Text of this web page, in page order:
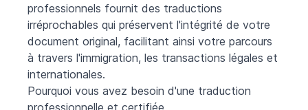
professionnels fournit des traductions
irréprochables qui préservent l'intégrité de votre
document original, facilitant ainsi votre parcours
à travers l'immigration, les transactions légales et
internationales.
Pourquoi vous avez besoin d'une traduction
professionnelle et certifiée